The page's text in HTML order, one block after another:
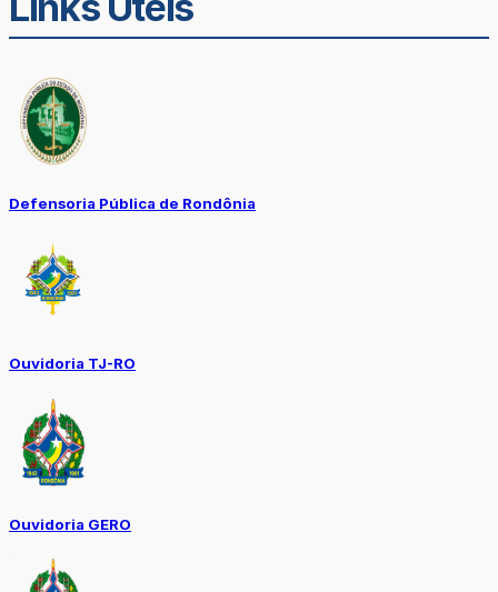
Defensoria Pública de Rondônia
Ouvidoria TJ-RO
Ouvidoria GERO